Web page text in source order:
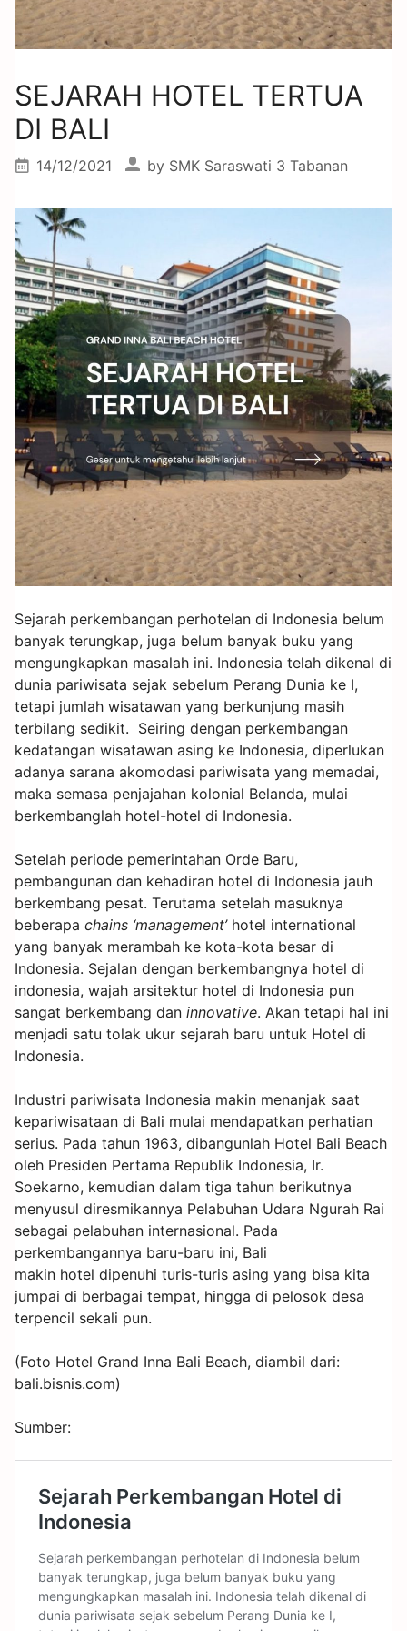
SEJARAH HOTEL TERTUA
DI BALI
14/12/2021 by SMK Saraswati 3 Tabanan
Sejarah perkembangan perhotelan di Indonesia belum
banyak terungkap, juga belum banyak buku yang
mengungkapkan masalah ini. Indonesia telah dikenal di
dunia pariwisata sejak sebelum Perang Dunia ke I,
tetapi jumlah wisatawan yang berkunjung masih
terbilang sedikit. Seiring dengan perkembangan
kedatangan wisatawan asing ke Indonesia, diperlukan
adanya sarana akomodasi pariwisata yang memadai,
maka semasa penjajahan kolonial Belanda, mulai
berkembanglah hotel-hotel di Indonesia.
Setelah periode pemerintahan Orde Baru,
pembangunan dan kehadiran hotel di Indonesia jauh
berkembang pesat. Terutama setelah masuknya
beberapa chains ‘management’hotel international
yang banyak merambah ke kota-kota besar di
Indonesia. Sejalan dengan berkembangnya hotel di
indonesia, wajah arsitektur hotel di Indonesia pun
sangat berkembang dan innovative. Akan tetapi hal ini
menjadi satu tolak ukur sejarah baru untuk Hotel di
Indonesia.
Industri pariwisata Indonesia makin menanjak saat
kepariwisataan di Bali mulai mendapatkan perhatian
serius. Pada tahun 1963, dibangunlah Hotel Bali Beach
oleh Presiden Pertama Republik Indonesia, Ir.
Soekarno, kemudian dalam tiga tahun berikutnya
menyusul diresmikannya Pelabuhan Udara Ngurah Rai
sebagai pelabuhan internasional. Pada
perkembangannya baru-baru ini, Bali
makin hotel dipenuhi turis-turis asing yang bisa kita
jumpai di berbagai tempat, hingga di pelosok desa
terpencil sekali pun.
(Foto Hotel Grand Inna Bali Beach, diambil dari:
bali.bisnis.com)
Sumber: